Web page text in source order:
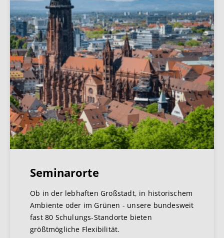
Seminarorte
Ob in der lebhaften Großstadt, in historischem
Ambiente oder im Grünen - unsere bundesweit
fast 80 Schulungs-Standorte bieten
größtmögliche Flexibilität.